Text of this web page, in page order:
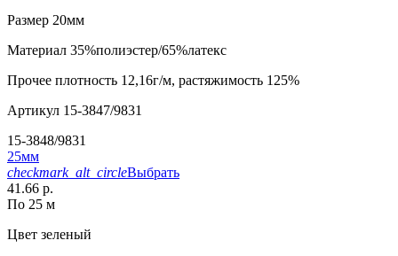
Размер 20мм
Материал 35%полиэстер/65%латекс
Прочее плотность 12,16г/м, растяжимость 125%
Артикул 15-3847/9831
15-3848/9831
25мм
checkmark_alt_circleВыбрать
41.66 р.
По 25 м
Цвет зеленый